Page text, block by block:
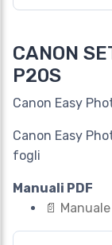
CANON
P20S
Canon Easy
Canon Easy
fogli
Manuali PDF
📄 Manuale